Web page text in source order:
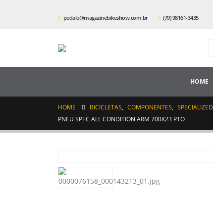
pedale@magazinebikeshow.com.br (79) 98161-3435
HOME
HOME BICICLETAS, COMPONENTES, SPECIALIZED
PNEU SPEC ALL CONDITION ARM 700X23 PTO